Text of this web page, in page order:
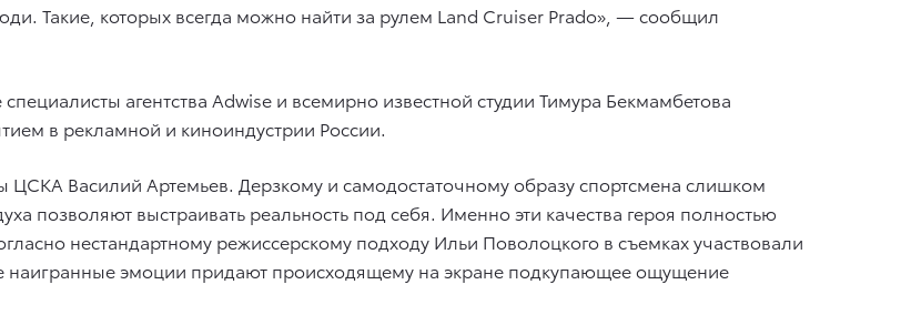
Такие, которых всегда можно найти за рулем Land Cruiser Prado», — сообщил
агентства Adwise и всемирно известной студии Тимура Бекмамбетова
в рекламной и киноиндустрии России.
ЦСКА Василий Артемьев. Дерзкому и самодостаточному образу спортсмена слишком
позволяют выстраивать реальность под себя. Именно эти качества героя полностью
нестандартному режиссерскому подходу Ильи Поволоцкого в съемках участвовали
наигранные эмоции придают происходящему на экране подкупающее ощущение